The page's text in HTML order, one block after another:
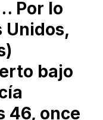
Por lo
Unidos,
bajo
46, once